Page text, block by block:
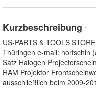
Kurzbeschreibung *
US-PARTS & TOOLS
Thüringen e-mail: nortschin
Satz Halogen
RAM Projektor
ausschließlich beim 2009-